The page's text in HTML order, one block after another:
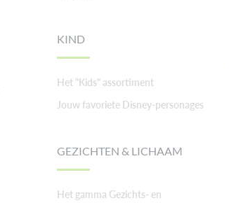
KIND
Het "Kids" assortiment
Jouw favoriete Disney-personages
GEZICHTEN & LICHAAM
Het gamma Gezichts- en